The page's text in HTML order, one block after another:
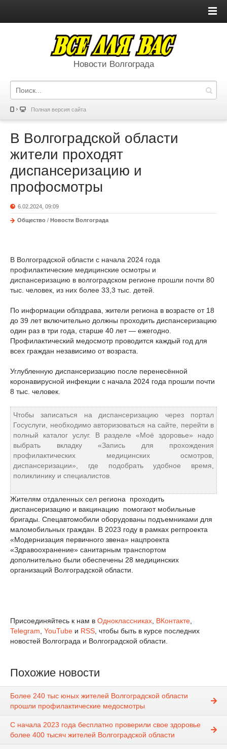
Новости Волгограда
Полная версия сайта
В Волгоградской области
жители проходят
диспансеризацию и
профосмотры
6.02.2024, 09:09
Общество / Новости Волгограда
В Волгоградской области с начала 2024 года
профилактические медицинские осмотры и
диспансеризацию в волгоградском регионе прошли почти 80
тыс. человек, из них более 33,3 тыс. детей.
По информации облздрава, жители региона в возрасте от 18
до 39 лет включительно должны проходить диспансеризацию
один раз в три года, старше 40 лет — ежегодно.
Профилактический медосмотр проводится каждый год для
всех граждан независимо от возраста.
Углубленную диспансеризацию после перенесённой
коронавирусной инфекции с начала 2024 года прошли почти
8 тыс. человек.
Чтобы записаться на диспансеризацию через портал
Госуслуги, необходимо авторизоваться на сайте, перейти в
полный каталог услуг. В разделе «Моё здоровье» надо
выбрать вкладку «Запись для прохождения
профилактических медицинских осмотров,
диспансеризации», где подобрать удобное время,
поликлинику и специалистов.
Жителям отдаленных сел региона проходить
диспансеризацию и вакцинацию помогают мобильные
бригады. Спецавтомобили оборудованы подъемниками для
маломобильных граждан. В 2023 году в рамках регпроекта
«Модернизация первичного звена» нацпроекта
«Здравоохранение» санитарным транспортом
дополнительно были обеспечены 28 медицинских
организаций Волгоградской области.
Присоединяйтесь к нам в Одноклассниках ВКонтакте
Telegram YouTube и RSS , чтобы быть в курсе последних
новостей Волгограда и Волгоградской области.
Похожие новости
Более 240 тыс юных жителей Волгоградской области
прошли профилактические медосмотры
С начала 2023 года бесплатно проверили свое здоровье
более 400 тысяч жителей Волгоградской области